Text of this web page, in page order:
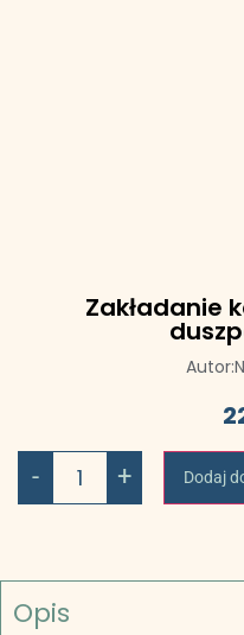
Zakładanie
Autor:
- + Dodaj
Opis